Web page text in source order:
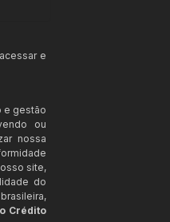
e
e gestão
ou
nossa
site,
do
Crédito